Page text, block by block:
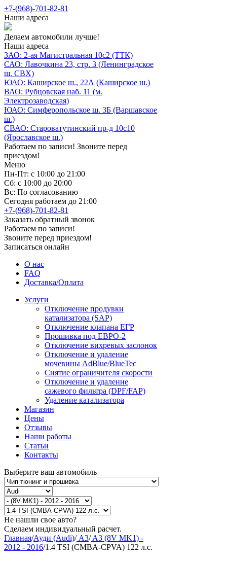
+7-(968)-701-82-81
Наши адреса
Делаем автомобили лучше!
Наши адреса
ЗАО: 2-ая Магистральная 10с2 (ТТК)
САО: Лавочкина 23, стр. 3 (Ленинградское
ш. СВХ)
ЮАО: Каширское ш., 22А (Каширское ш.)
ВАО: Рубцовская наб. 11 (м.
Электрозаводская)
ЮАО: Симферопольское ш. 3Б (Варшавское
ш.)
СВАО: Староватутинский пр-д 10с10
(Ярославское ш.)
Работаем по записи! Звоните перед
приездом!
Меню
Пн-Пт: с 10:00 до 21:00
Сб: с 10:00 до 20:00
Вс: По согласованию
Сегодня работаем до 21:00
+7-(968)-701-82-81
Заказать обратный звонок
Работаем по записи!
Звоните перед приездом!
Записаться онлайн
О нас
FAQ
Доставка/Оплата
Услуги
Отключение продувки
катализатора (SAP)
Отключение клапана ЕГР
Прошивка под ЕВРО-2
Отключение вихревых заслонок
Отключение и удаление
мочевины AdBlue/BlueTec
Снятие ограничителя скорости
Отключение и удаление
сажевого фильтра (DPF/FAP)
Удаление катализатора
Магазин
Цены
Отзывы
Наши работы
Статьи
Контакты
Выберите ваш автомобиль
Не нашли свое авто?
Сделаем индивидуальный расчет.
Главная/Ауди (Audi)/A3/A3 (8V MK1) -
2012 - 2016/1.4 TSI (CMBA-CPVA) 122 л.с.